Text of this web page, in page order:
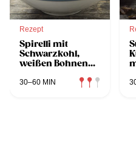
Rezept
Spirelli mit
Schwarzkohl,
weißen Bohnen
Austernpilzen
30–60 MIN